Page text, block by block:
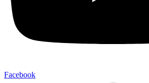
Facebook